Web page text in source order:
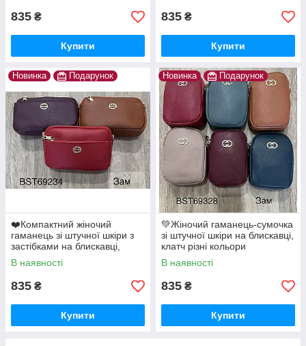
835 ₴
Купити
835 ₴
Купити
Новинка Подарунок
❤️Компактний жіночий
гаманець зі штучної шкіри з
застібками на блискавці,
сумка клатч
В наявності
835 ₴
Купити
Новинка Подарунок
💚Жіночий гаманець-сумочка
зі штучної шкіри на блискавці,
клатч різні кольори
В наявності
835 ₴
Купити